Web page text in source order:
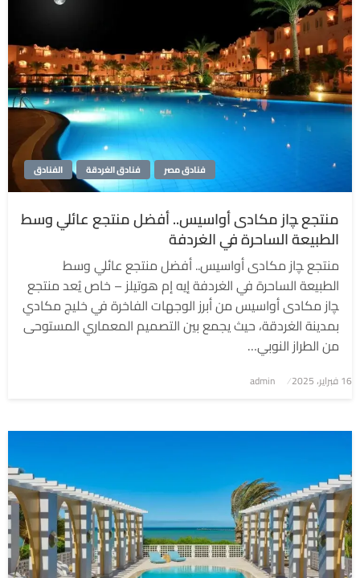
الفنادق فنادق الغردقة فنادق مصر
منتجع ﭽاز مكادى أواسيس.. أفضل منتجع عائلي وسط
الطبيعة الساحرة في الغردفة
منتجع ﭽاز مكادى أواسيس.. أفضل منتجع عائلي وسط
الطبيعة الساحرة في الغردفة إيه إم هوتيلز – خاص يُعد منتجع
ﭽاز مكادى أواسيس من أبرز الوجهات الفاخرة في خليج مكادي
بمدينة الغردقة، حيث يجمع بين التصميم المعماري المستوحى
من الطراز النوبي…
نُشر
16 فبراير، 2025 admin